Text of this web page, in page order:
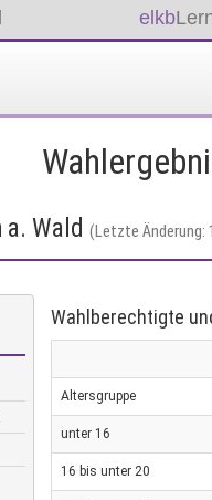
elkb
Wald (Letzte Änderung:
Wahlberechtigte
Altersgruppe
unter 16
16 bis unter 20